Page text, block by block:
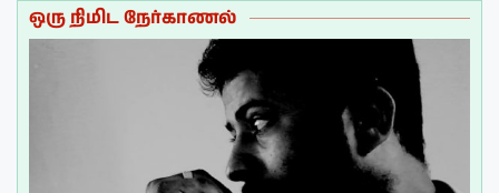
ஒரு நிமிட நேர்காணல்